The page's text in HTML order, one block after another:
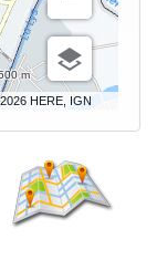
HERE, IGN
m